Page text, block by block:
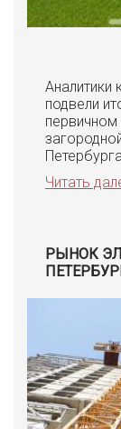
Аналитики
подвели
Читать
РЫНОК